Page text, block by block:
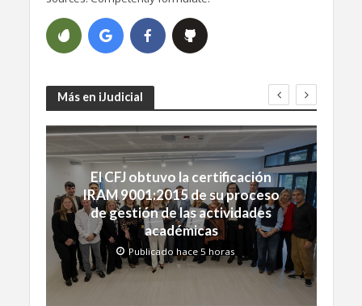
Más en iJudicial
El CFJ obtuvo la certificación
IRAM 9001:2015 de su proceso
de gestión de las actividades
académicas
Publicado hace 5 horas